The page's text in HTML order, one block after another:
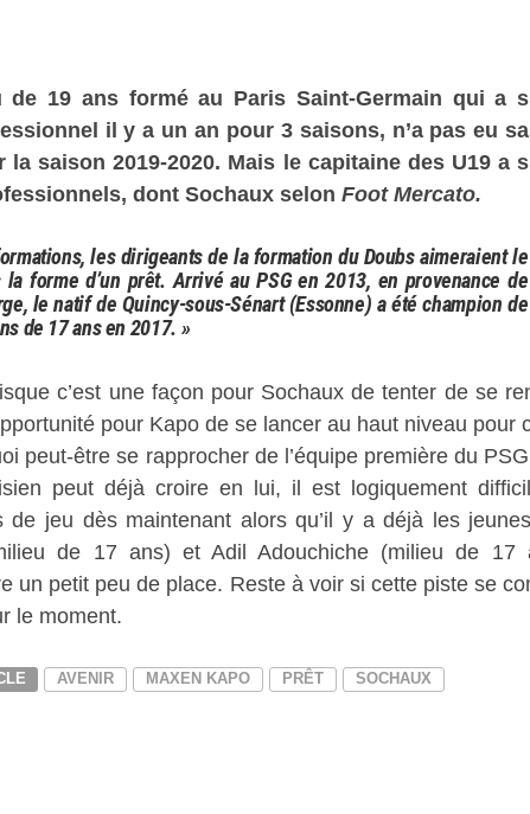
de 19 ans formé au Paris Saint-Germain qui a
il y a un an pour 3 saisons, n’a pas eu
saison 2019-2020. Mais le capitaine des U19 a
dont Sochaux selon Foot Mercato.
les dirigeants de la formation du Doubs aimeraient le
forme d’un prêt. Arrivé au PSG en 2013, en provenance de
le natif de Quincy-sous-Sénart (Essonne) a été champion de
de 17 ans en 2017. »
c’est une façon pour Sochaux de tenter de se
pour Kapo de se lancer au haut niveau pour
peut-être se rapprocher de l’équipe première du
peut déjà croire en lui, il est logiquement
de jeu dès maintenant alors qu’il y a déjà les
de 17 ans) et Adil Adouchiche (milieu de 17
un petit peu de place. Reste à voir si cette piste se
le moment.
AVENIR MAXEN KAPO PRÊT SOCHAUX